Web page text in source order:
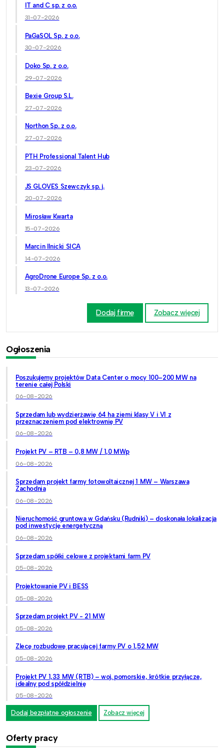
IT and C sp. z o.o.
31-07-2026
PaGaSOL Sp. z o.o.
30-07-2026
Doko Sp. z o.o.
29-07-2026
Bexie Group S.L.
27-07-2026
Northon Sp. z o.o.
27-07-2026
PTH Professional Talent Hub
23-07-2026
JS GLOVES Szewczyk sp. j.
20-07-2026
Mirosław Kwarta
15-07-2026
Marcin Ilnicki SICA
14-07-2026
AgroDrone Europe Sp. z o.o.
13-07-2026
Dodaj firmę Zobacz więcej
Ogłoszenia
Poszukujemy projektów Data Center o mocy 100–200 MW na
terenie całej Polski
06-08-2026
Sprzedam lub wydzierżawię 64 ha ziemi klasy V i VI z
przeznaczeniem pod elektrownię PV
06-08-2026
Projekt PV – RTB – 0,8 MW / 1,0 MWp
06-08-2026
Sprzedam projekt farmy fotowoltaicznej 1 MW – Warszawa
Zachodnia
06-08-2026
Nieruchomość gruntowa w Gdańsku (Rudniki) – doskonała lokalizacja
pod inwestycję energetyczną
06-08-2026
Sprzedam spółki celowe z projektami farm PV
05-08-2026
Projektowanie PV i BESS
05-08-2026
Sprzedam projekt PV - 21 MW
05-08-2026
Zlecę rozbudowę pracującej farmy PV o 1,52 MW
05-08-2026
Projekt PV 1,33 MW (RTB) – woj. pomorskie, krótkie przyłącze,
idealny pod spółdzielnię
05-08-2026
Dodaj bezpłatne ogłoszenie Zobacz więcej
Oferty pracy